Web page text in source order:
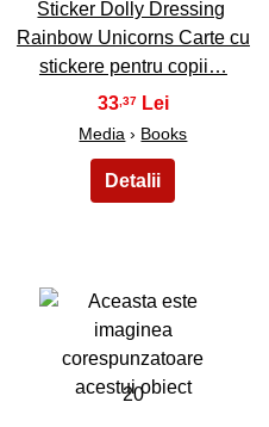
Sticker Dolly Dressing
Rainbow Unicorns Carte cu
stickere pentru copii…
33 ,37
Media › Books
20